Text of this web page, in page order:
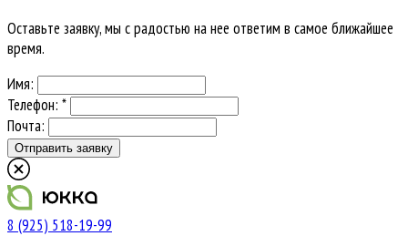
Оставьте заявку, мы с радостью на нее ответим в самое ближайшее
время.
Имя:
Телефон: *
Почта:
8 (925) 518-19-99